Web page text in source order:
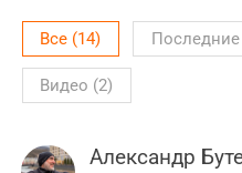
Все (14) Последние
Видео (2)
Александр